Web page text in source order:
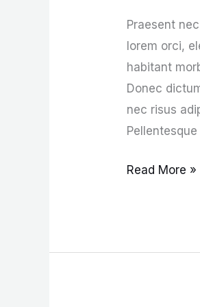
Praesent
lorem orci,
habitant
Donec
nec risus
Read More »